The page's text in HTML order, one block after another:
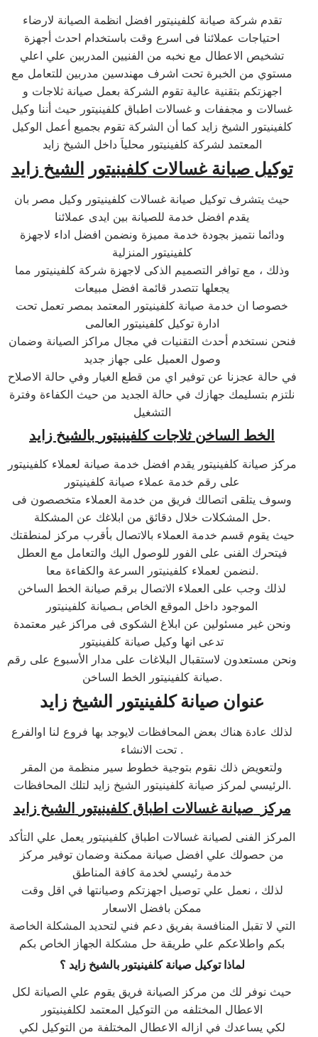
تقدم شركة صيانة كلفينيتور افضل انظمة الصيانة لارضاء
احتياجات عملائنا فى اسرع وقت باستخدام احدث أجهزة
تشخيص الاعطال مع نخبه من الفنيين المدربين علي اعلي
مستوي من الخبرة تحت اشرف مهندسين مدربين للتعامل مع
اجهزتكم بتقنية عالية تقوم الشركة بعمل صيانة ثلاجات و
غسالات و مجففات و غسالات اطباق كلفينيتور حيث أننا وكيل
كلفينيتور الشيخ زايد كما أن الشركة تقوم بجميع أعمل الوكيل
المعتمد لشركة كلفينيتور محلياَ داخل الشيخ زايد
توكيل صيانة غسالاتكلفينيتور الشيخ زايد
حيث يتشرف توكيل صيانة غسالات كلفينيتور وكيل مصر بان
يقدم افضل خدمة للصيانة بين ايدى عملائنا
ودائما نتميز بجودة خدمة مميزة ونضمن افضل اداء لاجهزة
كلفينيتور المنزلية
وذلك ، مع توافر التصميم الذكى لاجهزة شركة كلفينيتور مما
يجعلها تتصدر قائمة افضل مبيعات
خصوصا ان خدمة صيانة كلفينيتور المعتمد بمصر تعمل تحت
ادارة توكيل كلفينيتور العالمى
فنحن نستخدم أحدث التقنيات في مجال مراكز الصيانة وضمان
وصول العميل على جهاز جديد
في حالة عجزنا عن توفير اي من قطع الغيار وفي حالة الاصلاح
نلتزم بتسليمك جهازك في حالة الجديد من حيث الكفاءة وفترة
التشغيل
الخط الساخن ثلاجاتكلفينيتور بالشيخ زايد
مركز صيانة كلفينيتور يقدم افضل خدمة صيانة لعملاء كلفينيتور
على رقم خدمة عملاء صيانة كلفينيتور
وسوف يتلقى اتصالك فريق من خدمة العملاء متخصصون فى
حل المشكلات خلال دقائق من ابلاغك عن المشكلة.
حيث يقوم قسم خدمة العملاء بالاتصال بأقرب مركز لمنطقتك
فيتحرك الفنى على الفور للوصول اليك والتعامل مع العطل
لنضمن لعملاء كلفينيتور السرعة والكفاءة معا.
لذلك وجب على العملاء الاتصال برقم صيانة الخط الساخن
الموجود داخل الموقع الخاص بـصيانة كلفينيتور
ونحن غير مسئولين عن ابلاغ الشكوى فى مراكز غير معتمدة
تدعى انها وكيل صيانة كلفينيتور
ونحن مستعدون لاستقبال البلاغات على مدار الأسبوع على رقم
صيانة كلفينيتور الخط الساخن.
عنوان صيانةكلفينيتور الشيخ زايد
لذلك عادة هناك بعض المحافظات لايوجد بها فروع لنا اوالفرع
تحت الانشاء .
ولتعويض ذلك نقوم بتوجية خطوط سير منظمة من المقر
الرئيسي لمركز صيانة كلفينيتور الشيخ زايد لتلك المحافظات.
مركز صيانة غسالات اطباقكلفينيتور الشيخ زايد
المركز الفنى لصيانة غسالات اطباق كلفينيتور يعمل علي التأكد
من حصولك علي افضل صيانة ممكنة وضمان توفير مركز
خدمة رئيسي لخدمة كافة المناطق
لذلك ، نعمل علي توصيل اجهزتكم وصيانتها في اقل وقت
ممكن بافضل الاسعار
التي لا تقبل المنافسة بفريق دعم فني لتحديد المشكلة الخاصة
بكم واطلاعكم علي طريقة حل مشكلة الجهاز الخاص بكم
لماذا توكيل صيانةكلفينيتور بالشيخ زايد ؟
حيث نوفر لك من مركز الصيانة فريق يقوم علي الصيانة لكل
الاعطال المختلفه من التوكيل المعتمد لكلفينيتور
لكي يساعدك في ازاله الاعطال المختلفة من التوكيل لكي